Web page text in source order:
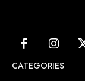
CATEGORIES